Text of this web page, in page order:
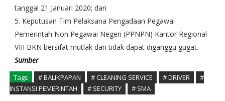
tanggal 21 Januari 2020; dan
5. Keputusan Tim Pelaksana Pengadaan Pegawai
Pemerintah Non Pegawai Negeri (PPNPN) Kantor Regional
VIII BKN bersifat mutlak dan tidak dapat diganggu gugat.
Sumber
Tags # BALIKPAPAN # CLEANING SERVICE # DRIVER
#
INSTANSI PEMERINTAH
# SECURITY # SMA